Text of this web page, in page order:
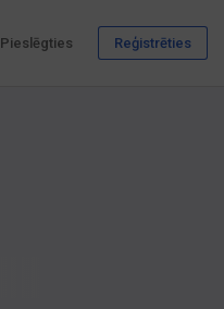
Pieslēgties Reģistrēties